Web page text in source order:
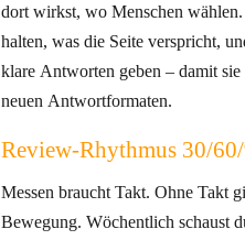
dort wirkst, wo Menschen
halten, was die Seite verspricht,
klare Antworten geben – damit
neuen Antwortformaten.
Review‑Rhythmus 30/
Messen braucht Takt. Ohne Takt
Bewegung. Wöchentlich schaust